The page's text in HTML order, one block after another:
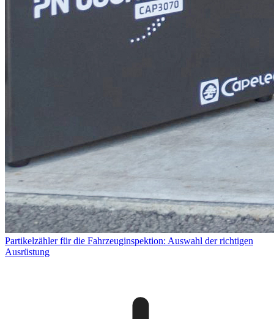
Partikelzähler für die Fahrzeuginspektion: Auswahl der richtigen
Ausrüstung